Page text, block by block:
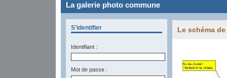
La galerie photo commune
S'identifier
Identifiant :
Mot de passe :
Le schéma